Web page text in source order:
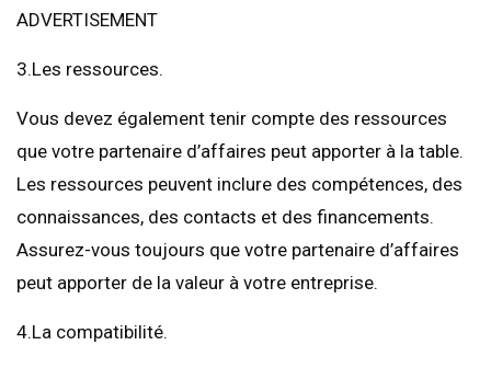
ADVERTISEMENT
3.Les ressources.
Vous devez également tenir compte des ressources
que votre partenaire d’affaires peut apporter à la table.
Les ressources peuvent inclure des compétences, des
connaissances, des contacts et des financements.
Assurez-vous toujours que votre partenaire d’affaires
peut apporter de la valeur à votre entreprise.
4.La compatibilité.